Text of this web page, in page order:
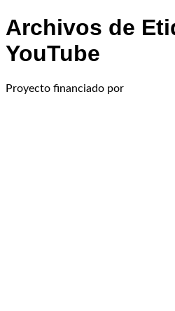
Archivos de
YouTube
Proyecto financiado por